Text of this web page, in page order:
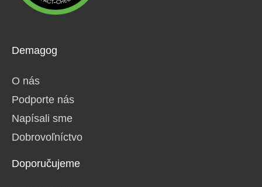
Demagog
O nás
Podporte nás
Napísali sme
Dobrovoľníctvo
Doporučujeme